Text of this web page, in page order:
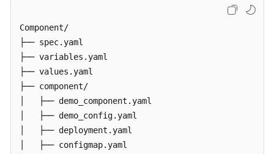
速
入
门
用
户
指
南
使
Component/
├── spec.yaml
├── variables.yaml
├── values.yaml
├── component/
│   ├── demo_component.yaml
│   ├── demo_config.yaml
│   ├── deployment.yaml
│   ├── configmap.yaml